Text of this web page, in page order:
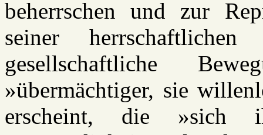
beherrschen und zur
seiner
gesellschaftliche
»übermächtiger, sie
erscheint, die »sich